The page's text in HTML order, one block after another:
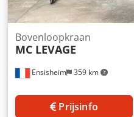
Ensisheim 359 km
Bovenloopkraan
MC LEVAGE
Prijsinfo